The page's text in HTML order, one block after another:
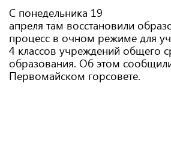
С понедельника 19
апреля там восстановили
процесс в очном режиме для
4 классов учреждений общего
образования. Об этом
Первомайском горсовете.